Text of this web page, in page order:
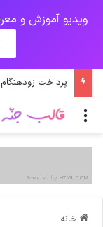
ویدیو آموزش و
منو
خانه